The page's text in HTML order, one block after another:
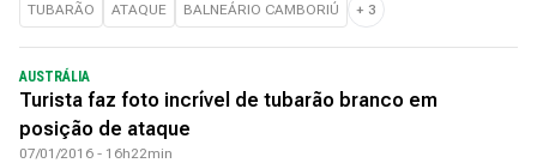
TUBARÃO ATAQUE BALNEÁRIO CAMBORIÚ + 3
AUSTRÁLIA
Turista faz foto incrível de tubarão branco em
posição de ataque
07/01/2016 - 16h22min